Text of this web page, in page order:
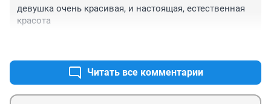
девушка очень красивая, и настоящая, естественная
красота
Читать все комментарии